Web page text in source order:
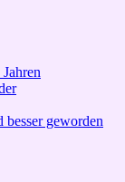
besser geworden